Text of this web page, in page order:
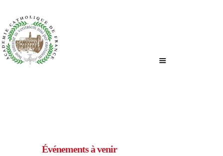
ACCUEIL
Événements à venir